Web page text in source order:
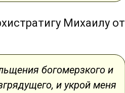
Михаилу от
богомерзкого и
и укрой меня